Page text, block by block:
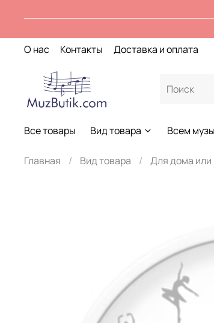
О нас Контакты Доставка и оплата
Все товары Вид товара Всем
Главная Вид товара Для дома или